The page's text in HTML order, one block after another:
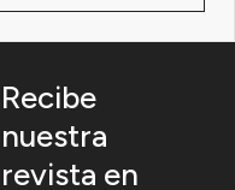
Recibe
nuestra
revista en